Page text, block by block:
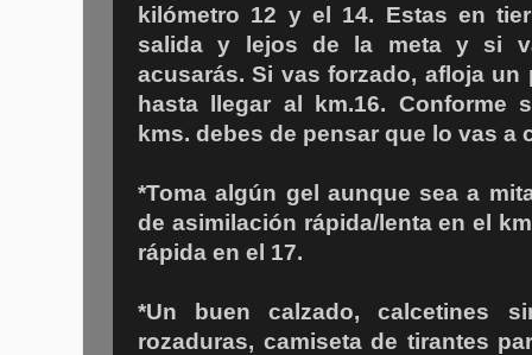
kilómetro 12 y el 14. Estas en
salida y lejos de la meta y si
acusarás. Si vas forzado, afloja
hasta llegar al km.16. Conforme
kms. debes de pensar que lo vas a
*Toma algún gel aunque sea a
de asimilación rápida/lenta en el
rápida en el 17.
*Un buen calzado, calcetines
rozaduras, camiseta de tirantes